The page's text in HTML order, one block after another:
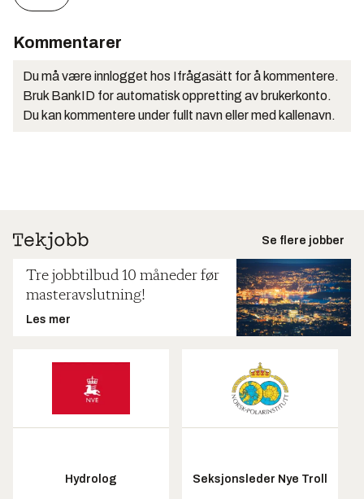
Kommentarer
Du må være innlogget hos Ifrågasätt for å kommentere.
Bruk BankID for automatisk oppretting av brukerkonto.
Du kan kommentere under fullt navn eller med kallenavn.
Se flere jobber
Tre jobbtilbud 10 måneder før
masteravslutning!
Les mer
Hydrolog Seksjonsleder Nye Troll